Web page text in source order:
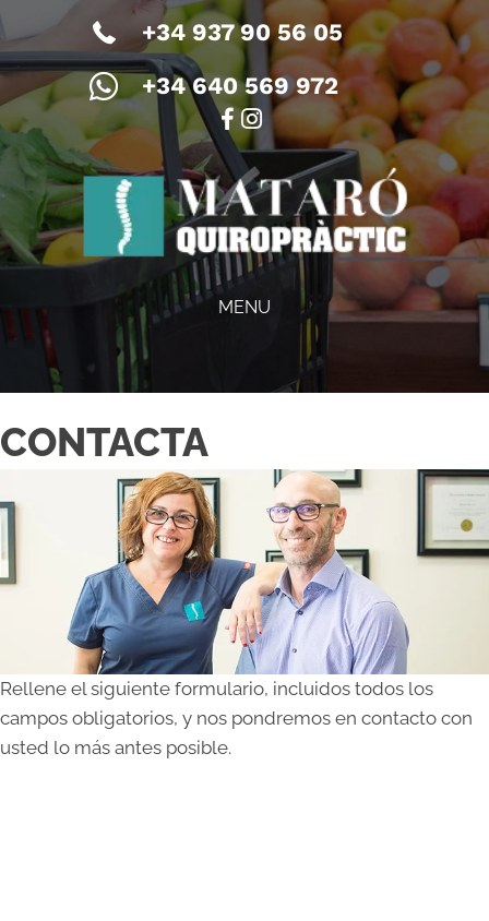
+34 937 90 56 05
+34 640 569 972
MENU
CONTACTA
Rellene el siguiente formulario, incluidos todos los
campos obligatorios, y nos pondremos en contacto con
usted lo más antes posible.